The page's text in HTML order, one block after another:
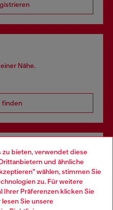
zu bieten, verwendet diese
und ähnliche
wählen, stimmen Sie
zu. Für weitere
Ihrer Präferenzen klicken Sie
lesen Sie unsere
Nähe.
finden
Angebot, online und
website, but it seems